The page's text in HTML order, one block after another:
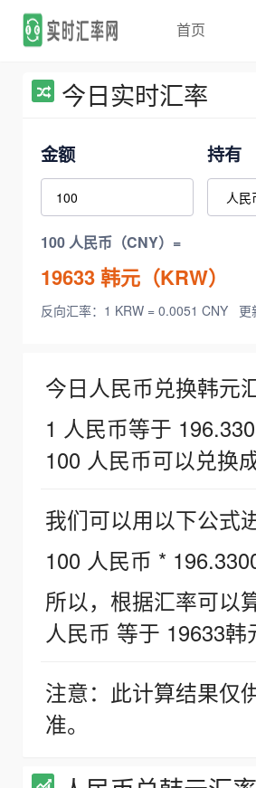
首页
今日实时汇率
金额 持有
100 人民币（CNY）=
19633韩元（KRW）
反向汇率：1 KRW = 0.0051 CNY 更
今日人民币兑换韩元
1 人民币等于
100 人民币可以兑换
我们可以用以下公式
100 人民币 *
所以，根据汇率可以
人民币 等于 19633
注意：此计算结果仅
准。